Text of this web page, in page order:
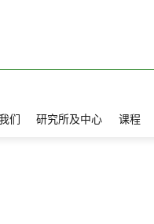
们 研究所及中心 课程